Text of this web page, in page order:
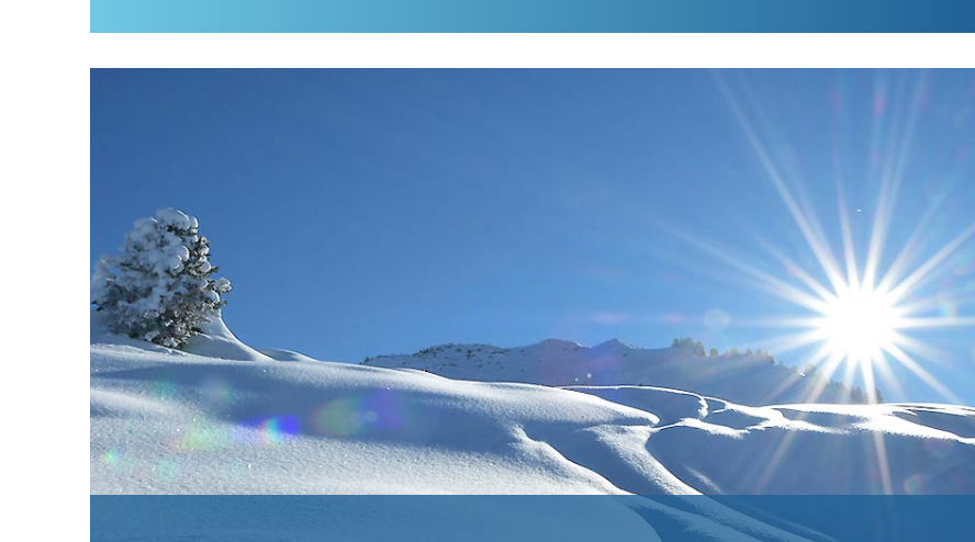
Region:
Gebirge:
bis
Kondition (Tourdauer):
von
Suchbegriff: